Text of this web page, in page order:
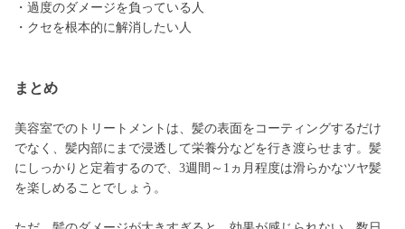
・過度のダメージを負っている人
・クセを根本的に解消したい人
まとめ
美容室でのトリートメントは、髪の表面をコーティングするだけ
でなく、髪内部にまで浸透して栄養分などを行き渡らせます。髪
にしっかりと定着するので、3週間～1ヵ月程度は滑らかなツヤ髪
を楽しめることでしょう。